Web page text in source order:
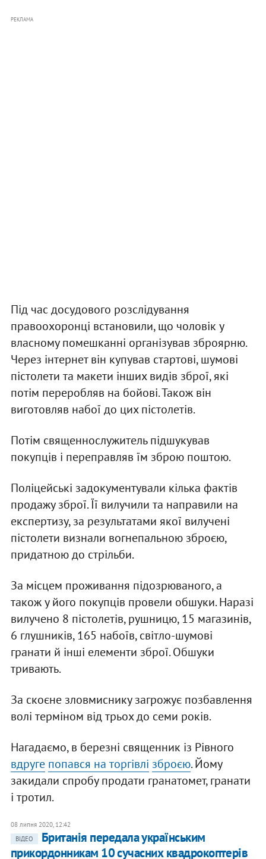
РЕКЛАМА
Під час досудового розслідування
правоохоронці встановили, що чоловік у
власному помешканні організував зброярню.
Через інтернет він купував стартові, шумові
пістолети та макети інших видів зброї, які
потім переробляв на бойові. Також він
виготовляв набої до цих пістолетів.
Потім священнослужитель підшукував
покупців і переправляв їм зброю поштою.
Поліцейські задокументували кілька фактів
продажу зброї. Її вилучили та направили на
експертизу, за результатами якої вилучені
пістолети визнали вогнепальною зброєю,
придатною до стрільби.
За місцем проживання підозрюваного, а
також у його покупців провели обшуки. Наразі
вилучено 8 пістолетів, рушницю, 15 магазинів,
6 глушників, 165 набоїв, світло-шумові
гранати й інші елементи зброї. Обшуки
тривають.
За скоєне зловмиснику загрожує позбавлення
волі терміном від трьох до семи років.
Нагадаємо, в березні священник із Рівного
вдруге попався на торгівлі зброєю. Йому
закидали спробу продати гранатомет, гранати
і тротил.
08 липня 2020, 12:42
ВІДЕО
Б​ританія передала українським
прикордонникам 10 сучасних квадрокоптерів